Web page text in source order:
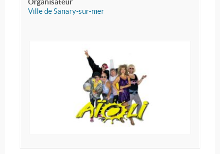
Ville de Sanary-sur-mer